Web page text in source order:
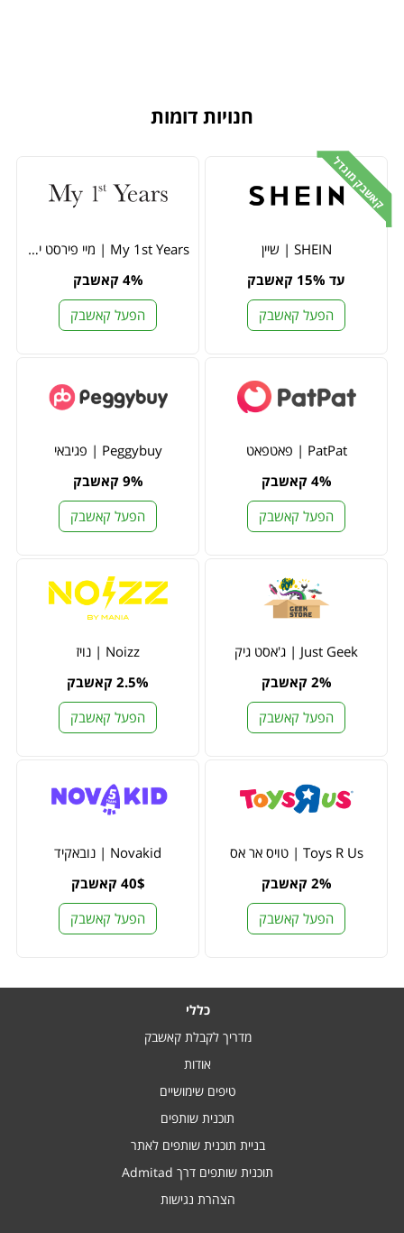
חנויות דומות
קאשבק מוגדל
SHEIN | שיין
עד 15% קאשבק
הפעל קאשבק
My 1st Years | מיי פירסט יירס
4% קאשבק
הפעל קאשבק
PatPat | פאטפאט
4% קאשבק
הפעל קאשבק
Peggybuy | פגיבאי
9% קאשבק
הפעל קאשבק
Just Geek | ג'אסט גיק
2% קאשבק
הפעל קאשבק
Noizz | נויז
2.5% קאשבק
הפעל קאשבק
Toys R Us | טויס אר אס
2% קאשבק
הפעל קאשבק
Novakid | נובאקיד
40$ קאשבק
הפעל קאשבק
כללי
מדריך לקבלת קאשבק
אודות
טיפים שימושיים
תוכנית שותפים
בניית תוכנית שותפים לאתר
תוכנית שותפים דרך Admitad
הצהרת נגישות